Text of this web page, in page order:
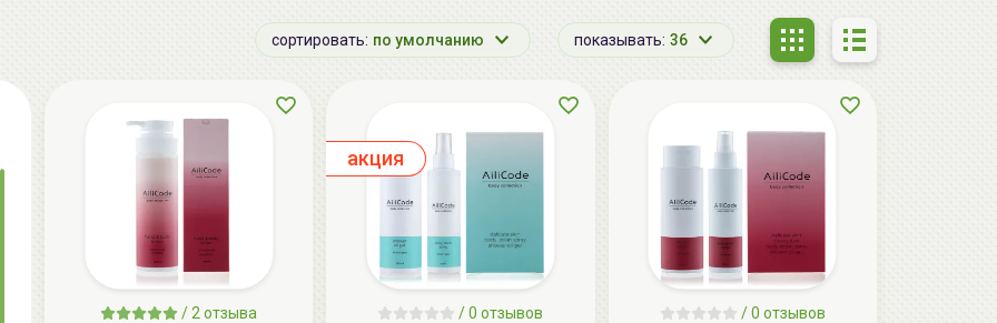
сортировать: по умолчанию показывать: 36
/ 2 отзыва
/ 0 отзывов
aкция
/ 0 отзывов